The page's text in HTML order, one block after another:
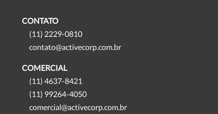
CONTATO
(11) 2229-0810
contato@activecorp.com.br
COMERCIAL
(11) 4637-8421
(11) 99264-4050
comercial@activecorp.com.br